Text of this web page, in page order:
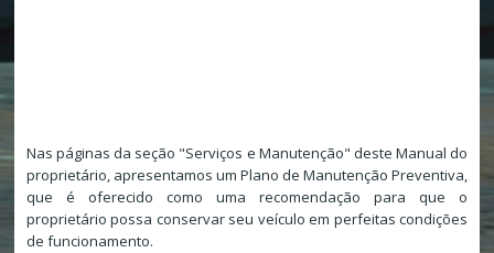
Nas páginas da seção "Serviços e Manutenção" deste Manual do
proprietário, apresentamos um Plano de Manutenção Preventiva,
que é oferecido como uma recomendação para que o
proprietário possa conservar seu veículo em perfeitas condições
de funcionamento.